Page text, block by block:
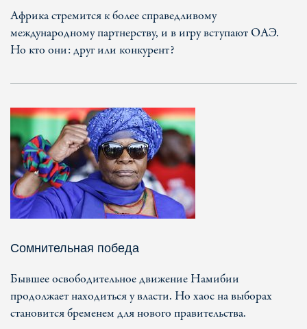
Африка стремится к более справедливому
международному партнерству, и в игру вступают ОАЭ.
Но кто они: друг или конкурент?
Сомнительная победа
Бывшее освободительное движение Намибии
продолжает находиться у власти. Но хаос на выборах
становится бременем для нового правительства.